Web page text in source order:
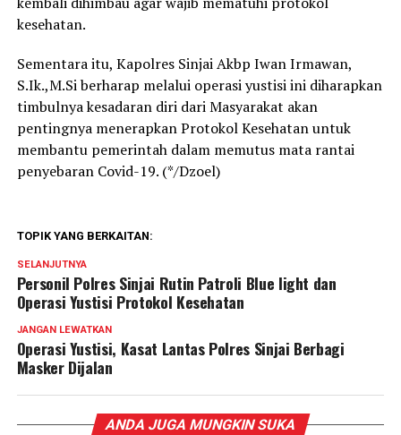
kesehatan.
Sementara itu, Kapolres Sinjai Akbp Iwan Irmawan,
S.Ik.,M.Si berharap melalui operasi yustisi ini diharapkan
timbulnya kesadaran diri dari Masyarakat akan
pentingnya menerapkan Protokol Kesehatan untuk
membantu pemerintah dalam memutus mata rantai
penyebaran Covid-19. (*/Dzoel)
TOPIK YANG BERKAITAN:
SELANJUTNYA
Personil Polres Sinjai Rutin Patroli Blue light dan
Operasi Yustisi Protokol Kesehatan
JANGAN LEWATKAN
Operasi Yustisi, Kasat Lantas Polres Sinjai Berbagi
Masker Dijalan
ANDA JUGA MUNGKIN SUKA